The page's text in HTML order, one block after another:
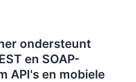
ondersteunt
en SOAP-
API's en mobiele